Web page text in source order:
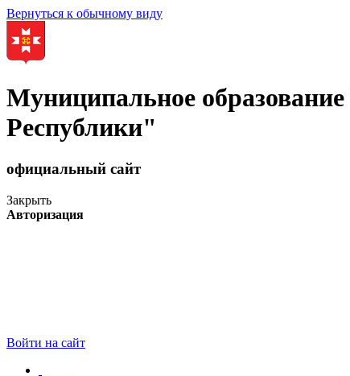
Вернуться к обычному виду
Муниципальное
Республики"
официальный сайт
Закрыть
Авторизация
Войти на сайт